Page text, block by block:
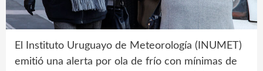
El Instituto Uruguayo de Meteorología (INUMET)
emitió una alerta por ola de frío con mínimas de